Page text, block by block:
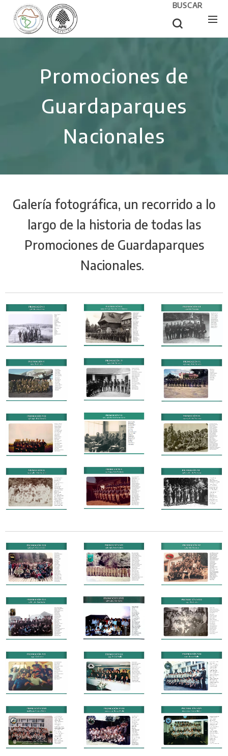
BUSCAR
Promociones de
Guardaparques
Nacionales
Galería fotográfica, un recorrido a lo
largo de la historia de todas las
Promociones de Guardaparques
Nacionales.